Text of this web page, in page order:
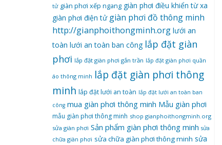
tử giàn phơi xếp ngang giàn phơi điều khiển từ xa
giàn phơi điện tử giàn phơi đồ thông minh
http://gianphoithongminh.org lưới an
toàn lưới an toàn ban công lắp đặt giàn
phơi lắp đặt giàn phơi gắn trần lắp đặt giàn phơi quần
áo thông minh lắp đặt giàn phơi thông
minh lắp đặt lưới an toàn lắp đặt lưới an toàn ban
công mua giàn phơi thông minh Mẫu giàn phơi
mẫu giàn phơi thông minh shop gianphoithongminh.org
sửa giàn phơi Sản phẩm giàn phơi thông minh sửa
chữa giàn phơi sửa chữa giàn phơi thông minh sửa